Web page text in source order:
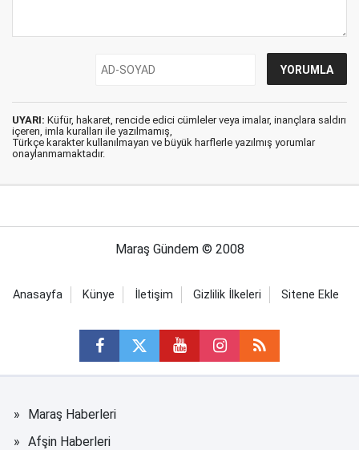
UYARI: Küfür, hakaret, rencide edici cümleler veya imalar, inançlara saldırı
içeren, imla kuralları ile yazılmamış,
Türkçe karakter kullanılmayan ve büyük harflerle yazılmış yorumlar
onaylanmamaktadır.
Maraş Gündem © 2008
Anasayfa Künye İletişim Gizlilik İlkeleri Sitene Ekle
Maraş Haberleri
Afşin Haberleri